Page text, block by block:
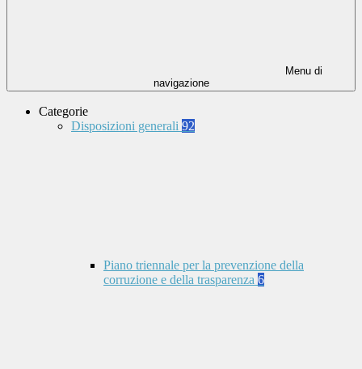
Menu di
navigazione
Categorie
Disposizioni generali 92
Piano triennale per la prevenzione della
corruzione e della trasparenza 6